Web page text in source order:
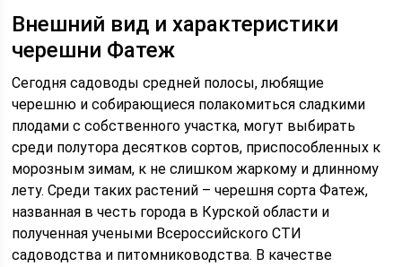
Внешний вид и характеристики
черешни Фатеж
Сегодня садоводы средней полосы, любящие
черешню и собирающиеся полакомиться сладкими
плодами с собственного участка, могут выбирать
среди полутора десятков сортов, приспособленных к
морозным зимам, к не слишком жаркому и длинному
лету. Среди таких растений – черешня сорта Фатеж,
названная в честь города в Курской области и
полученная учеными Всероссийского СТИ
садоводства и питомниководства. В качестве